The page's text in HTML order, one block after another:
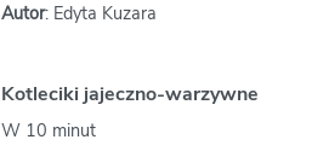
Autor: Edyta Kuzara
Kotleciki jajeczno-warzywne
W 10 minut